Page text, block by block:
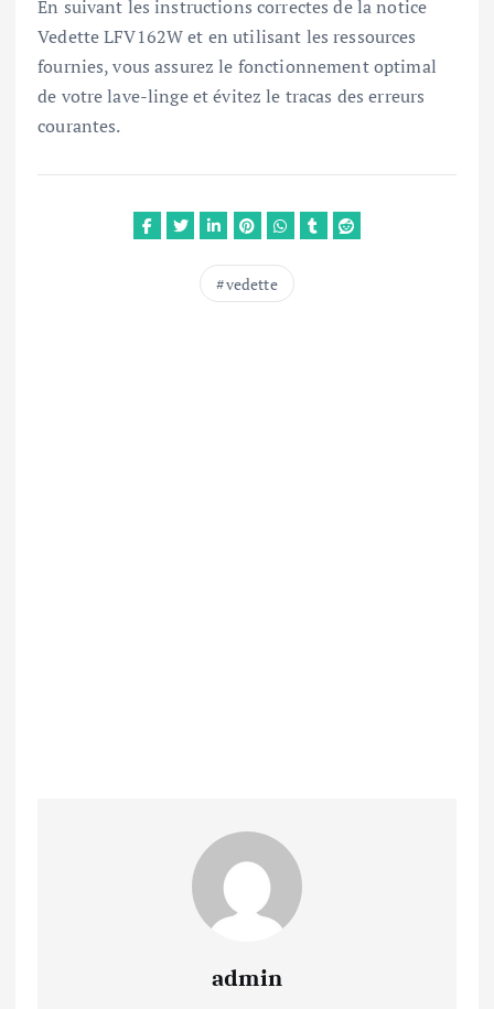
En suivant les instructions correctes de la notice
Vedette LFV162W et en utilisant les ressources
fournies, vous assurez le fonctionnement optimal
de votre lave-linge et évitez le tracas des erreurs
courantes.
vedette
admin